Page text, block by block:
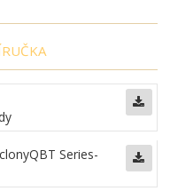
QBT Series-